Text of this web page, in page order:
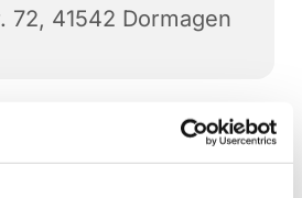
72, 41542 Dormagen